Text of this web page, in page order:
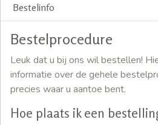
Bestelinfo
Bestelprocedure
Leuk dat u bij ons wil bestellen!
informatie over de gehele
precies waar u aantoe bent.
Hoe plaats ik een